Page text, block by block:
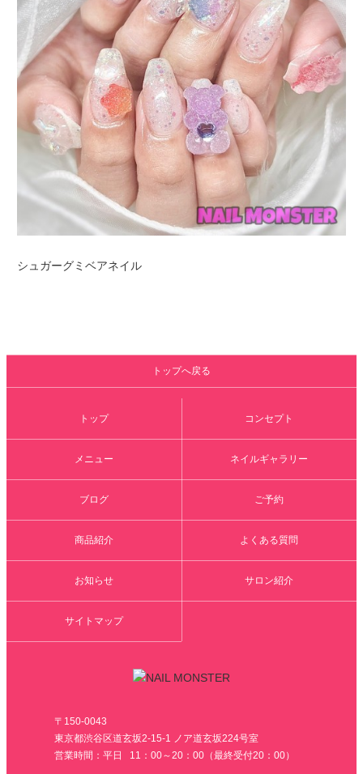
シュガーグミベアネイル
トップへ戻る
トップ コンセプト
メニュー ネイルギャラリー
ブログ ご予約
商品紹介 よくある質問
お知らせ サロン紹介
サイトマップ
〒150-0043
東京都渋谷区道玄坂2-15-1 ノア道玄坂224号室
営業時間：平日 11：00～20：00（最終受付20：00）